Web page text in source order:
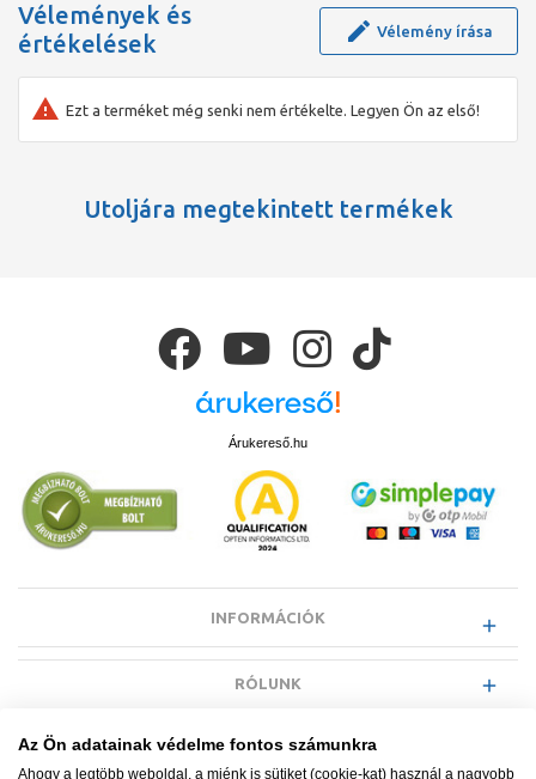
Vélemények és
értékelések
Vélemény írása
Ezt a terméket még senki nem értékelte. Legyen Ön az első!
Utoljára megtekintett termékek
Árukereső.hu
INFORMÁCIÓK
RÓLUNK
EGYÉB INFORMÁCIÓK
Az Ön adatainak védelme fontos számunkra
Ahogy a legtöbb weboldal, a miénk is sütiket (cookie-kat) használ a nagyobb